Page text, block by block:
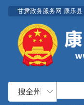
甘肃政务服务网·康乐县
搜全州